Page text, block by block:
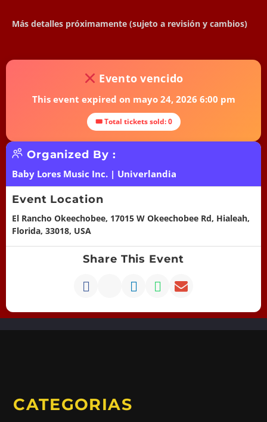
Más detalles próximamente (sujeto a revisión y cambios)
Evento vencido
This event expired on mayo 24, 2026 6:00 pm
🎟 Total tickets sold: 0
Organized By :
Baby Lores Music Inc. | Univerlandia
Event Location
El Rancho Okeechobee, 17015 W Okeechobee Rd, Hialeah,
Florida, 33018, USA
Share This Event
CATEGORIAS